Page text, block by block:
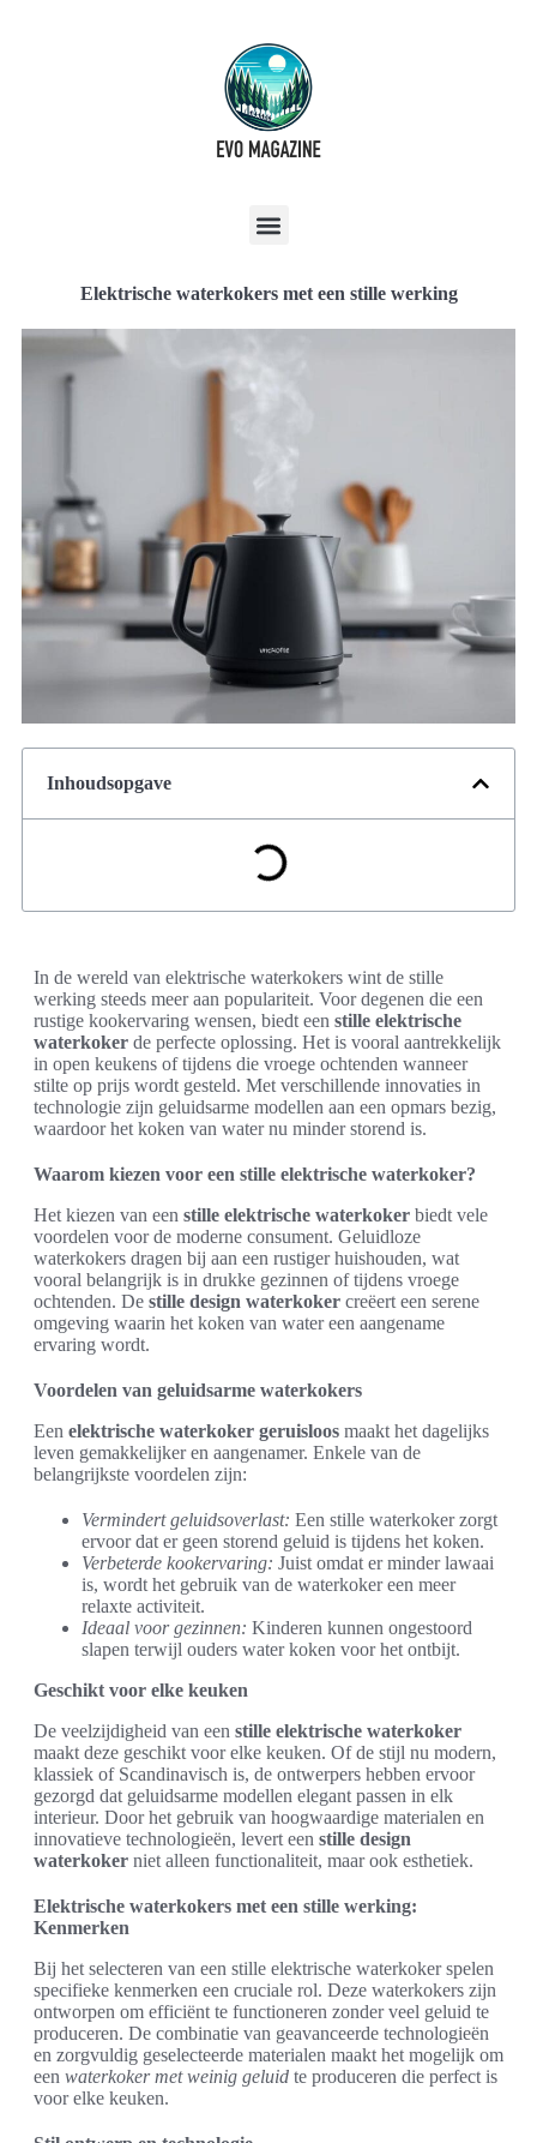
Elektrische waterkokers met een stille werking
Inhoudsopgave
In de wereld van elektrische waterkokers wint de stille
werking steeds meer aan populariteit. Voor degenen die een
rustige kookervaring wensen, biedt een stille elektrische
waterkoker de perfecte oplossing. Het is vooral aantrekkelijk
in open keukens of tijdens die vroege ochtenden wanneer
stilte op prijs wordt gesteld. Met verschillende innovaties in
technologie zijn geluidsarme modellen aan een opmars bezig,
waardoor het koken van water nu minder storend is.
Waarom kiezen voor een stille elektrische waterkoker?
Het kiezen van een stille elektrische waterkoker biedt vele
voordelen voor de moderne consument. Geluidloze
waterkokers dragen bij aan een rustiger huishouden, wat
vooral belangrijk is in drukke gezinnen of tijdens vroege
ochtenden. De stille design waterkoker creëert een serene
omgeving waarin het koken van water een aangename
ervaring wordt.
Voordelen van geluidsarme waterkokers
Een elektrische waterkoker geruisloos maakt het dagelijks
leven gemakkelijker en aangenamer. Enkele van de
belangrijkste voordelen zijn:
Vermindert geluidsoverlast: Een stille waterkoker zorgt
ervoor dat er geen storend geluid is tijdens het koken.
Verbeterde kookervaring: Juist omdat er minder lawaai
is, wordt het gebruik van de waterkoker een meer
relaxte activiteit.
Ideaal voor gezinnen: Kinderen kunnen ongestoord
slapen terwijl ouders water koken voor het ontbijt.
Geschikt voor elke keuken
De veelzijdigheid van een stille elektrische waterkoker
maakt deze geschikt voor elke keuken. Of de stijl nu modern,
klassiek of Scandinavisch is, de ontwerpers hebben ervoor
gezorgd dat geluidsarme modellen elegant passen in elk
interieur. Door het gebruik van hoogwaardige materialen en
innovatieve technologieën, levert een stille design
waterkoker niet alleen functionaliteit, maar ook esthetiek.
Elektrische waterkokers met een stille werking:
Kenmerken
Bij het selecteren van een stille elektrische waterkoker spelen
specifieke kenmerken een cruciale rol. Deze waterkokers zijn
ontworpen om efficiënt te functioneren zonder veel geluid te
produceren. De combinatie van geavanceerde technologieën
en zorgvuldig geselecteerde materialen maakt het mogelijk om
een waterkoker met weinig geluid te produceren die perfect is
voor elke keuken.